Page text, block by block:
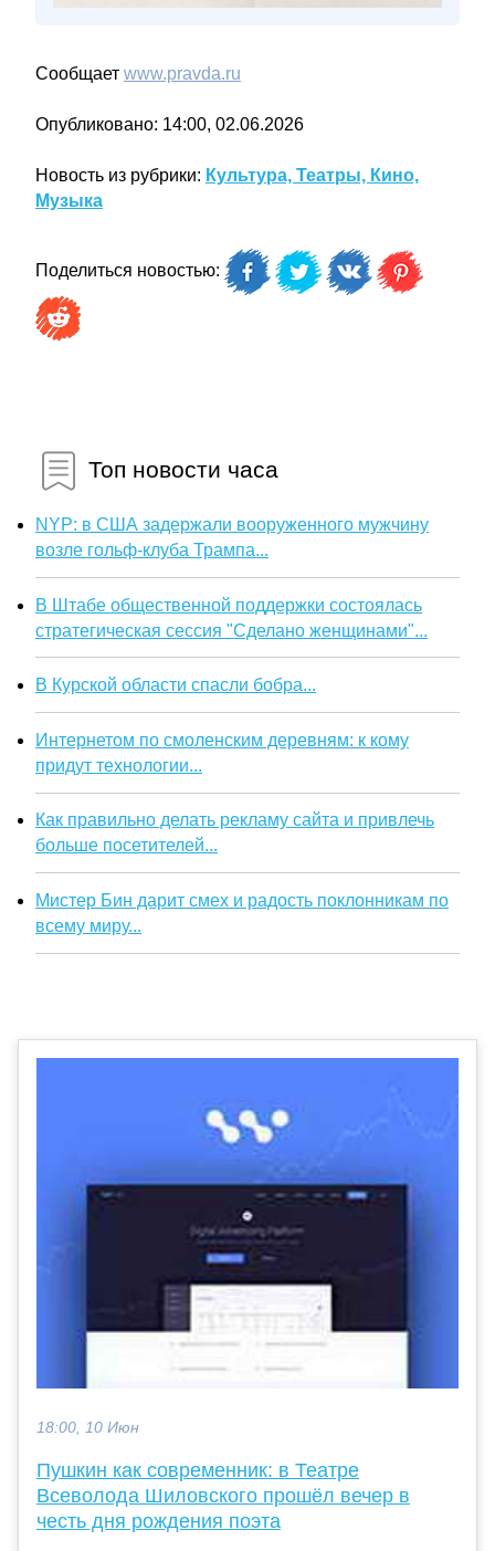
Сообщает www.pravda.ru
Опубликовано: 14:00, 02.06.2026
Новость из рубрики: Культура, Театры, Кино,
Музыка
Поделиться новостью:
Топ новости часа
NYP: в США задержали вооруженного мужчину
возле гольф-клуба Трампа...
В Штабе общественной поддержки состоялась
стратегическая сессия "Сделано женщинами"...
В Курской области спасли бобра...
Интернетом по смоленским деревням: к кому
придут технологии...
Как правильно делать рекламу сайта и привлечь
больше посетителей...
Мистер Бин дарит смех и радость поклонникам по
всему миру...
18:00, 10 Июн
Пушкин как современник: в Театре
Всеволода Шиловского прошёл вечер в
честь дня рождения поэта